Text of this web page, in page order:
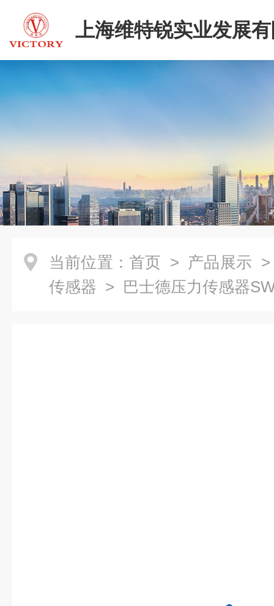
上海维特锐实业发展
当前位置： 首页 > 产品展示
传感器 > 巴士德压力传感器